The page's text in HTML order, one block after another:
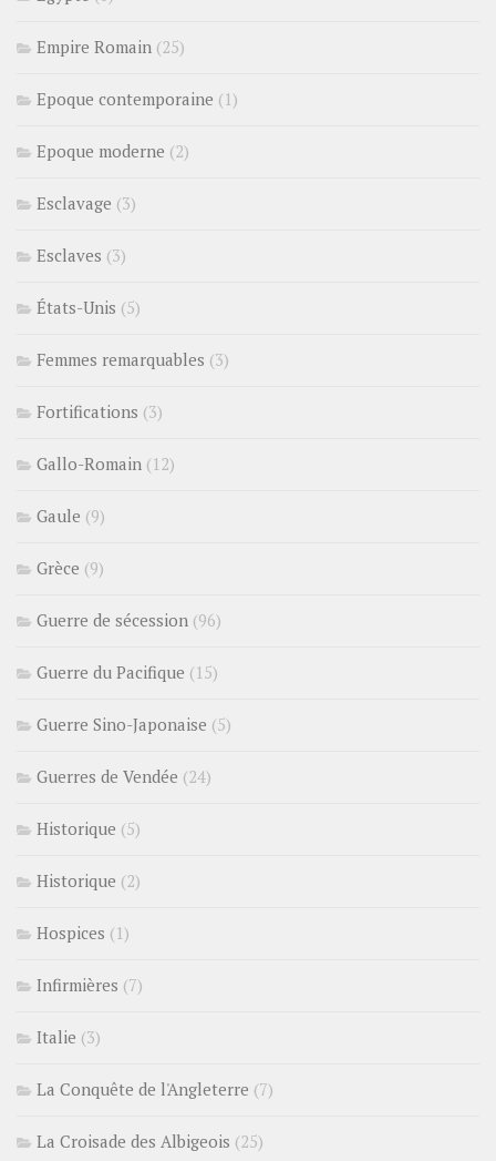
Empire Romain (25)
Epoque contemporaine (1)
Epoque moderne (2)
Esclavage (3)
Esclaves (3)
États-Unis (5)
Femmes remarquables (3)
Fortifications (3)
Gallo-Romain (12)
Gaule (9)
Grèce (9)
Guerre de sécession (96)
Guerre du Pacifique (15)
Guerre Sino-Japonaise (5)
Guerres de Vendée (24)
Historique (5)
Historique (2)
Hospices (1)
Infirmières (7)
Italie (3)
La Conquête de l'Angleterre (7)
La Croisade des Albigeois (25)